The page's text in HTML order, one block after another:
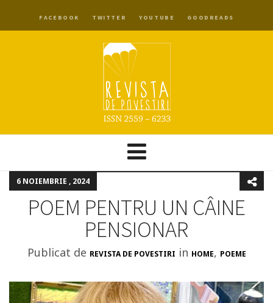
FACEBOOK TWITTER YOUTUBE GOODREADS
6 NOIEMBRIE , 2024
POEM PENTRU UN CÂINE
PENSIONAR
Publicat de REVISTA DE POVESTIRI in HOME, POEME